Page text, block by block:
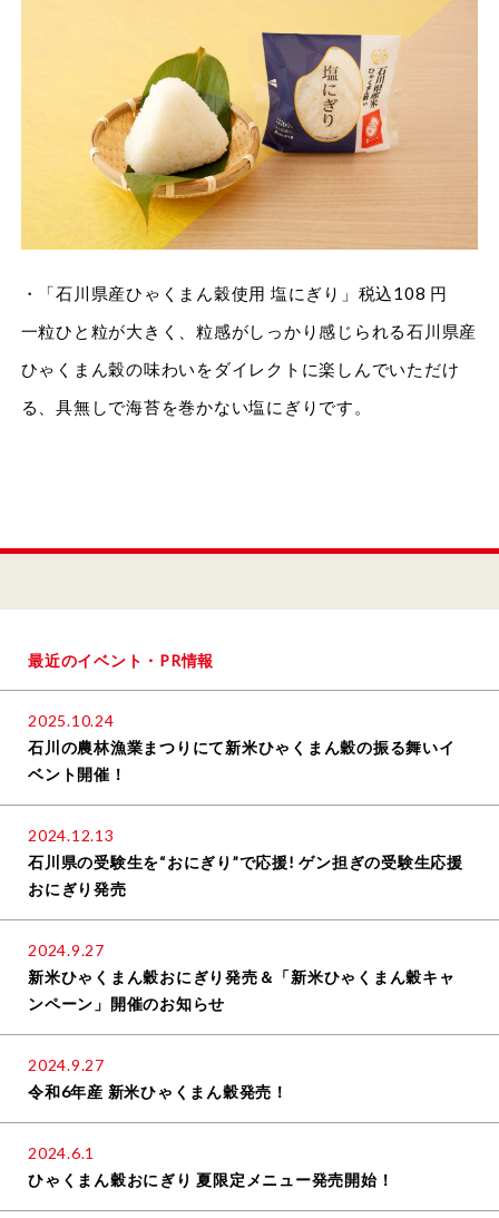
・「石川県産ひゃくまん穀使用 塩にぎり」税込108 円
一粒ひと粒が大きく、粒感がしっかり感じられる石川県産
ひゃくまん穀の味わいをダイレクトに楽しんでいただけ
る、具無しで海苔を巻かない塩にぎりです。
最近のイベント・PR情報
2025.10.24
石川の農林漁業まつりにて新米ひゃくまん穀の振る舞いイ
ベント開催！
2024.12.13
石川県の受験生を“おにぎり”で応援! ゲン担ぎの受験生応援
おにぎり発売
2024.9.27
新米ひゃくまん穀おにぎり発売＆「新米ひゃくまん穀キャ
ンペーン」開催のお知らせ
2024.9.27
令和6年産 新米ひゃくまん穀発売！
2024.6.1
ひゃくまん穀おにぎり 夏限定メニュー発売開始！